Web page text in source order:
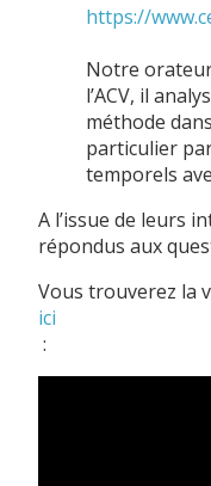
Notre
l’ACV, il
méthode
particulier
temporels
A l’issue de leurs
répondus aux
Vous trouverez la
ici
: